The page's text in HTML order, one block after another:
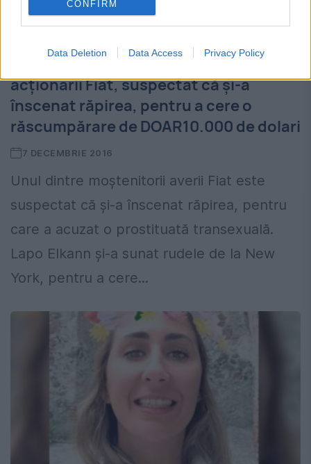
CONFIRM
Data Deletion Data Access Privacy Policy
Ce mai fac bogaţii! Unul dintre
acționarii Fiat, suspectat că și-a
înscenat răpirea, pentru a cere o
răscumpărare de DOAR10.000 de dolari
7 DECEMBRIE 2016
Unul dintre moştenitorii averii Fiat este
suspectat că şi-a înscenat răpirea, pentru
care a acuzat o prostituată transexuală.
Lapo Elkann şi-a sunat rudele de la New
York, pentru a cere...